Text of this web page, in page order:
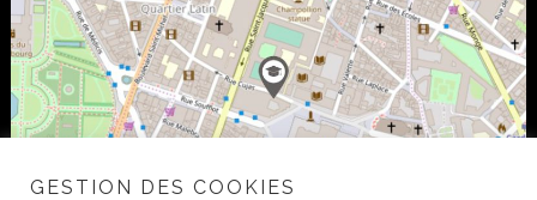
GESTION DES COOKIES